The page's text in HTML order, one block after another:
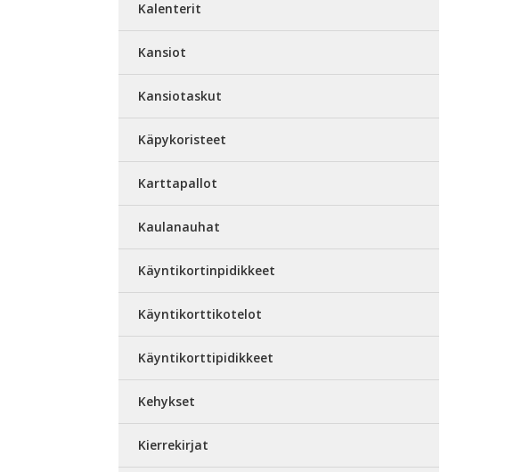
Kalenterit
Kansiot
Kansiotaskut
Käpykoristeet
Karttapallot
Kaulanauhat
Käyntikortinpidikkeet
Käyntikorttikotelot
Käyntikorttipidikkeet
Kehykset
Kierrekirjat